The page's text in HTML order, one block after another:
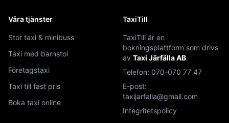
Våra tjänster
Stor taxi & minibuss
Taxi med barnstol
Företagstaxi
Taxi till fast pris
Boka taxi online
TaxiTill
TaxiTill är en
bokningsplattform som drivs
av Taxi Järfälla AB.
Telefon: 070-070 77 47
E-post:
taxijarfalla@gmail.com
Integritetspolicy